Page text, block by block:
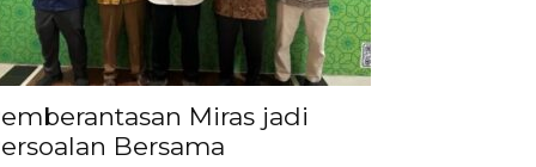
Miras jadi
Bersama